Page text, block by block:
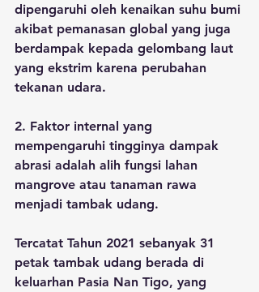
dipengaruhi oleh kenaikan suhu bumi
akibat pemanasan global yang juga
berdampak kepada gelombang laut
yang ekstrim karena perubahan
tekanan udara.
2. Faktor internal yang
mempengaruhi tingginya dampak
abrasi adalah alih fungsi lahan
mangrove atau tanaman rawa
menjadi tambak udang.
Tercatat Tahun 2021 sebanyak 31
petak tambak udang berada di
keluarhan Pasia Nan Tigo, yang